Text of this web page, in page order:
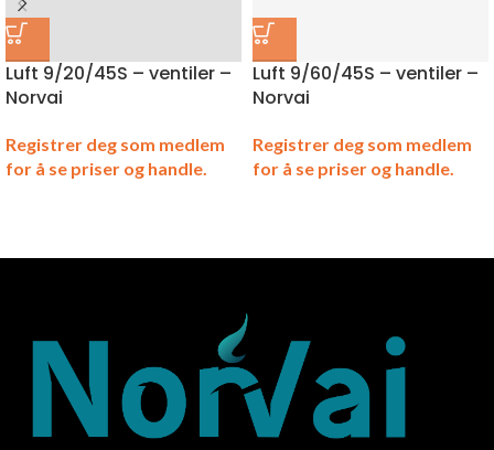
Luft 9/20/45S – ventiler –
Norvai
Registrer deg som medlem
for å se priser og handle.
Luft 9/60/45S – ventiler –
Norvai
Registrer deg som medlem
for å se priser og handle.